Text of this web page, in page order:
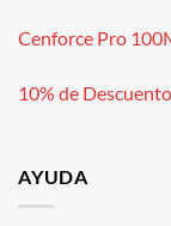
Cenforce Pro
10% de Descuento
AYUDA